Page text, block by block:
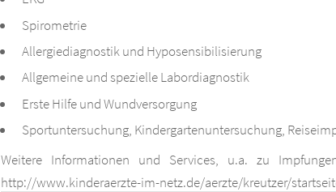
Spirometrie
Allergiediagnostik und Hyposensibilisierung
Allgemeine und spezielle Labordiagnostik
Erste Hilfe und Wundversorgung
Sportuntersuchung, Kindergartenuntersuchung,
Weitere Informationen und Services, u.a. zu
http://www.kinderaerzte-im-netz.de/aerzte/kreutzer/